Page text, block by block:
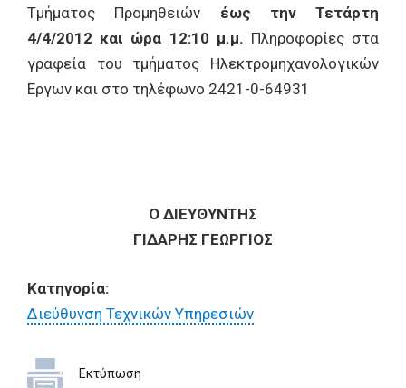
Τμήματος Προμηθειών έως την Τετάρτη
4/4/2012 και ώρα 12:10 μ.μ. Πληροφορίες στα
γραφεία του τμήματος Ηλεκτρομηχανολογικών
Εργων και στο τηλέφωνο 2421-0-64931
Ο ΔΙΕΥΘΥΝΤΗΣ
ΓΙΔΑΡΗΣ ΓΕΩΡΓΙΟΣ
Κατηγορία:
Διεύθυνση Τεχνικών Υπηρεσιών
Εκτύπωση